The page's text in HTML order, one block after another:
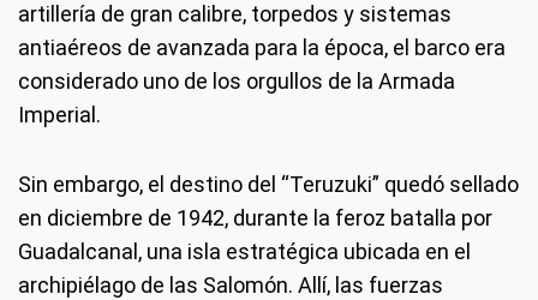
artillería de gran calibre, torpedos y sistemas
antiaéreos de avanzada para la época, el barco era
considerado uno de los orgullos de la Armada
Imperial.
Sin embargo, el destino del “Teruzuki” quedó sellado
en diciembre de 1942, durante la feroz batalla por
Guadalcanal, una isla estratégica ubicada en el
archipiélago de las Salomón. Allí, las fuerzas